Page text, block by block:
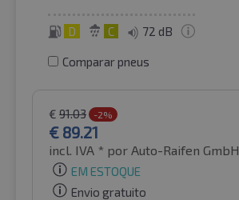
D C 72 dB
Comparar pneus
€ 91.03 -2%
€ 89.21
incl. IVA * por Auto-Raifen GmbH
EM ESTOQUE
Envio gratuito